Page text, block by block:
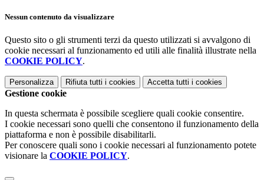
Nessun contenuto da visualizzare
Questo sito o gli strumenti terzi da questo utilizzati si avvalgono di
cookie necessari al funzionamento ed utili alle finalità illustrate nella
COOKIE POLICY.
Personalizza Rifiuta tutti i cookies Accetta tutti i cookies
Gestione cookie
In questa schermata è possibile scegliere quali cookie consentire.
I cookie necessari sono quelli che consentono il funzionamento della
piattaforma e non è possibile disabilitarli.
Per conoscere quali sono i cookie necessari al funzionamento potete
visionare la COOKIE POLICY.